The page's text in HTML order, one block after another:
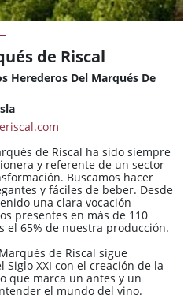
de Riscal
Herederos Del Marqués De
de Riscal ha sido siempre
y referente de un sector
Buscamos hacer
y fáciles de beber. Desde
una clara vocación
presentes en más de 110
el 65% de nuestra producción.
de Riscal sigue
XXI con el creación de la
que marca un antes y un
el mundo del vino.